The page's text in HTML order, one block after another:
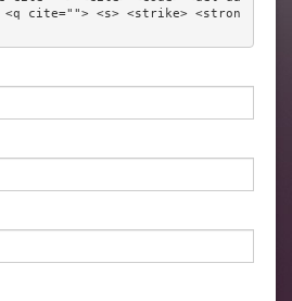
<q cite=""> <s> <strike> <stron